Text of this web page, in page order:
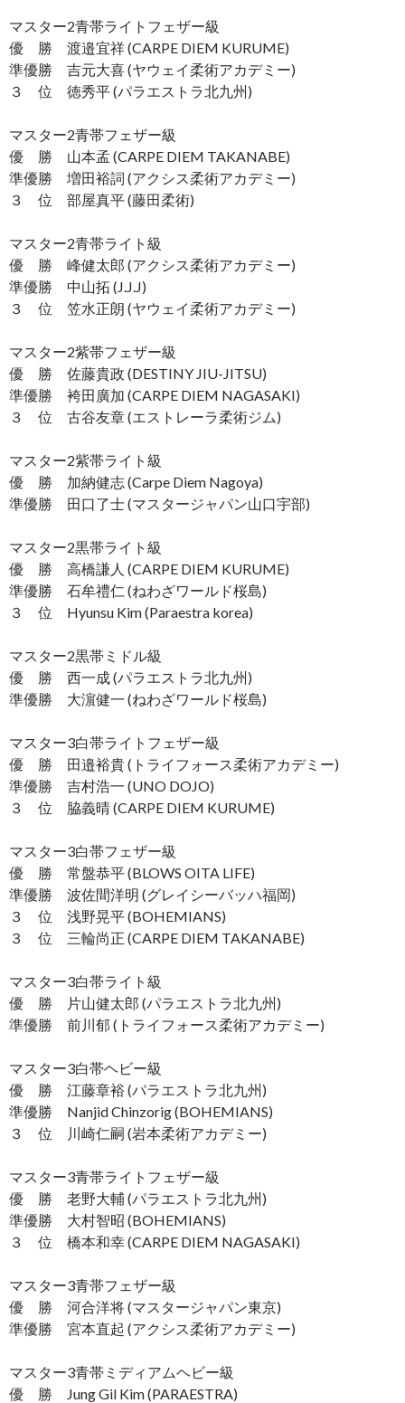
マスター2青帯ライトフェザー級
優 勝 渡邉宜祥 (CARPE DIEM KURUME)
準優勝 吉元大喜 (ヤウェイ柔術アカデミー)
３ 位 徳秀平 (パラエストラ北九州)
マスター2青帯フェザー級
優 勝 山本孟 (CARPE DIEM TAKANABE)
準優勝 増田裕詞 (アクシス柔術アカデミー)
３ 位 部屋真平 (藤田柔術)
マスター2青帯ライト級
優 勝 峰健太郎 (アクシス柔術アカデミー)
準優勝 中山拓 (J.J.J)
３ 位 笠水正朗 (ヤウェイ柔術アカデミー)
マスター2紫帯フェザー級
優 勝 佐藤貴政 (DESTINY JIU-JITSU)
準優勝 袴田廣加 (CARPE DIEM NAGASAKI)
３ 位 古谷友章 (エストレーラ柔術ジム)
マスター2紫帯ライト級
優 勝 加納健志 (Carpe Diem Nagoya)
準優勝 田口了士 (マスタージャパン山口宇部)
マスター2黒帯ライト級
優 勝 高橋謙人 (CARPE DIEM KURUME)
準優勝 石牟禮仁 (ねわざワールド桜島)
３ 位 Hyunsu Kim (Paraestra korea)
マスター2黒帯ミドル級
優 勝 西一成 (パラエストラ北九州)
準優勝 大濵健一 (ねわざワールド桜島)
マスター3白帯ライトフェザー級
優 勝 田邉裕貴 (トライフォース柔術アカデミー)
準優勝 吉村浩一 (UNO DOJO)
３ 位 脇義晴 (CARPE DIEM KURUME)
マスター3白帯フェザー級
優 勝 常盤恭平 (BLOWS OITA LIFE)
準優勝 波佐間洋明 (グレイシーバッハ福岡)
３ 位 浅野晃平 (BOHEMIANS)
３ 位 三輪尚正 (CARPE DIEM TAKANABE)
マスター3白帯ライト級
優 勝 片山健太郎 (パラエストラ北九州)
準優勝 前川郁 (トライフォース柔術アカデミー)
マスター3白帯ヘビー級
優 勝 江藤章裕 (パラエストラ北九州)
準優勝 Nanjid Chinzorig (BOHEMIANS)
３ 位 川崎仁嗣 (岩本柔術アカデミー)
マスター3青帯ライトフェザー級
優 勝 老野大輔 (パラエストラ北九州)
準優勝 大村智昭 (BOHEMIANS)
３ 位 橋本和幸 (CARPE DIEM NAGASAKI)
マスター3青帯フェザー級
優 勝 河合洋将 (マスタージャパン東京)
準優勝 宮本直起 (アクシス柔術アカデミー)
マスター3青帯ミディアムヘビー級
優 勝 Jung Gil Kim (PARAESTRA)